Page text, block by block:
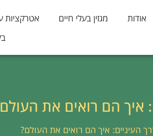
אודות מגזין בעלי חיים אטרקציות
איך הם רואים את
העיניים: איך הם רואים את העולם?